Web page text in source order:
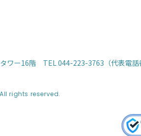
ワー16階 TEL 044-223-3763（代表電話
All rights reserved.